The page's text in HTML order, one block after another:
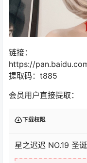
链接：
https://
提取码：t885
会员用户直接提取：
下载权限
星之迟迟 NO.19 圣